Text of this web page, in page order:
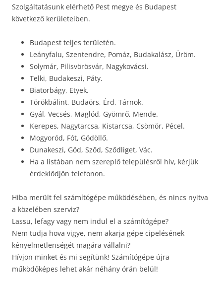
Szolgáltatásunk elérhető Pest megye és Budapest
következő kerületeiben.
Budapest teljes területén.
Leányfalu, Szentendre, Pomáz, Budakalász, Üröm.
Solymár, Pilisvörösvár, Nagykovácsi.
Telki, Budakeszi, Páty.
Biatorbágy, Etyek.
Törökbálint, Budaörs, Érd, Tárnok.
Gyál, Vecsés, Maglód, Gyömrő, Mende.
Kerepes, Nagytarcsa, Kistarcsa, Csömör, Pécel.
Mogyoród, Fót, Gödöllő.
Dunakeszi, Göd, Sződ, Sződliget, Vác.
Ha a listában nem szereplő településről hív, kérjük
érdeklődjön telefonon.
Hiba merült fel számítógépe működésében, és nincs nyitva
a közelében szerviz?
Lassu, lefagy vagy nem indul el a számítógépe?
Nem tudja hova vigye, nem akarja gépe cipelésének
kényelmetlenségét magára vállalni?
Hívjon minket és mi segítünk! Számítógépe újra
működőképes lehet akár néhány órán belül!